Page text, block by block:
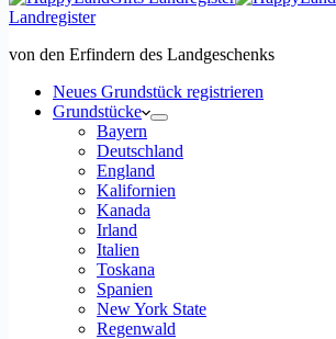
Landregister
von den Erfindern des Landgeschenks
Neues Grundstück registrieren
Grundstücke
Bayern
Deutschland
England
Kalifornien
Kanada
Irland
Italien
Toskana
Spanien
New York State
Regenwald